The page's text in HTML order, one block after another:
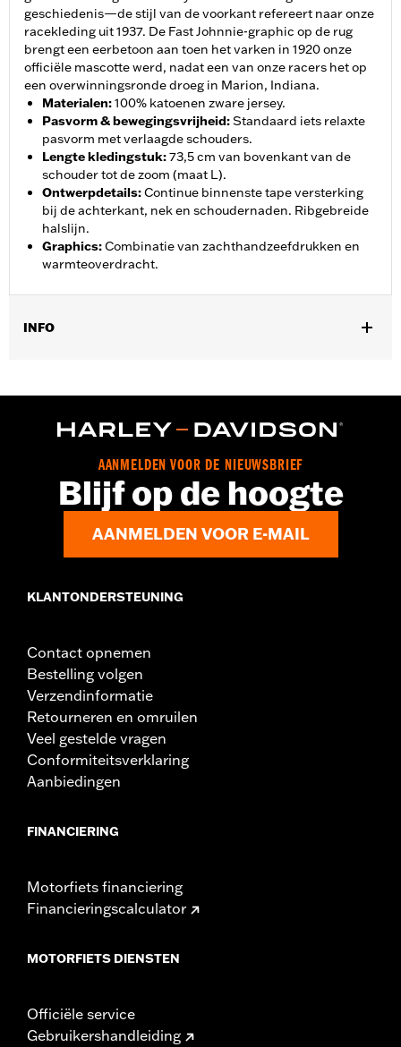
geschiedenis—de stijl van de voorkant refereert naar onze
racekleding uit 1937. De Fast Johnnie-graphic op de rug
brengt een eerbetoon aan toen het varken in 1920 onze
officiële mascotte werd, nadat een van onze racers het op
een overwinningsronde droeg in Marion, Indiana.
Materialen:100% katoenen zware jersey.
Pasvorm & bewegingsvrijheid:Standaard iets relaxte
pasvorm met verlaagde schouders.
Lengte kledingstuk:73,5 cm van bovenkant van de
schouder tot de zoom (maat L).
Ontwerpdetails:Continue binnenste tape versterking
bij de achterkant, nek en schoudernaden. Ribgebreide
halslijn.
Graphics:Combinatie van zachthandzeefdrukken en
warmteoverdracht.
INFO
GARANTIE:2 jaar beperkte garantie – Ga naarwww.h-
Herkomst:Geïmporteerd
AANMELDEN VOOR DE NIEUWSBRIEF
Blijf op de hoogte
AANMELDEN VOOR E-MAIL
KLANTONDERSTEUNING
Contact opnemen
Bestelling volgen
Verzendinformatie
Retourneren en omruilen
Veel gestelde vragen
Conformiteitsverklaring
Aanbiedingen
FINANCIERING
Motorfiets financiering
Financieringscalculator
MOTORFIETS DIENSTEN
Officiële service
Gebruikershandleiding